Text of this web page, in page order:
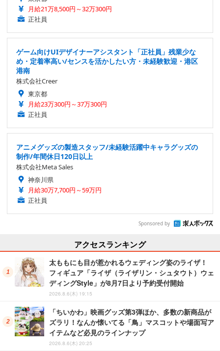
月給21万8,500円～32万300円
正社員
ゲーム向けUIデザイナーアシスタント「正社員」残業少な
め・定着率高い/センスを活かしたい方・未経験歓迎・港区
港南
株式会社Creer
東京都
月給23万300円～37万300円
正社員
アニメグッズの製造スタッフ/未経験活躍中キャラグッズの
制作/年間休日120日以上
株式会社Meta Sales
神奈川県
月給30万7,700円～59万円
正社員
Sponsored by
アクセスランキング
太ももにも目が惹かれるウェディング姿のライザ！
フィギュア「ライザ（ライザリン・シュタウト）ウェ
ディングStyle」が8月7日より予約受付開始
2026.8.6(木) 19:15
「ちいかわ」映画グッズ第3弾ほか、多数の新商品が
ズラリ！なんか懐いてる「鳥」マスコットや場面写ア
イテムなど必見のラインナップ
2026.8.6(木) 20:25